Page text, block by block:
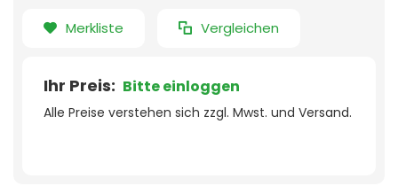
Merkliste Vergleichen
Ihr Preis: Bitte einloggen
Alle Preise verstehen sich zzgl. Mwst. und Versand.